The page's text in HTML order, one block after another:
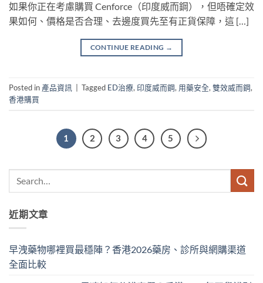
如果你正在考慮購買 Cenforce（印度威而鋼），但唔確定效
果如何、價格是否合理、去邊度買先至有正貨保障，這 […]
CONTINUE READING →
Posted in 產品資訊 Tagged ED治療,印度威而鋼, 用藥安全,雙效威而鋼,
香港購買
1 2 3 4 5
近期文章
早洩藥物哪裡買最穩陣？香港2026藥房、診所與網購渠道
全面比較